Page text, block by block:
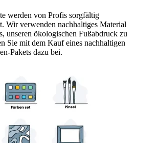
werden von Profis sorgfältig
Wir verwenden nachhaltiges Material
unseren ökologischen Fußabdruck zu
Sie mit dem Kauf eines nachhaltigen
Pakets dazu bei.